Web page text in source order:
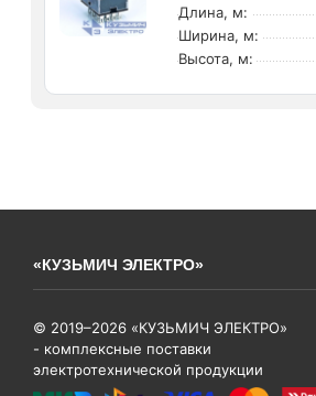
Длина, м:
Ширина, м:
Высота, м:
«КУЗЬМИЧ ЭЛЕКТРО»
© 2019–2026 «КУЗЬМИЧ ЭЛЕКТРО»
- комплексные поставки
электротехнической продукции